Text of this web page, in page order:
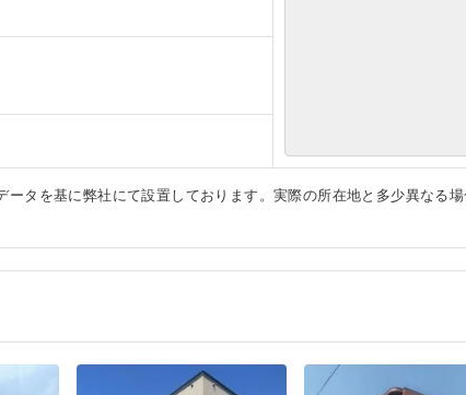
タを基に弊社にて設置しております。実際の所在地と多少異なる